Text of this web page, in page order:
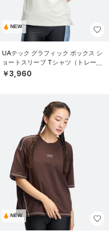
NEW
UAテック グラフィック ボックス シ
ョートスリーブ Tシャツ（トレーニ
ング/WOMEN）
￥3,960
NEW